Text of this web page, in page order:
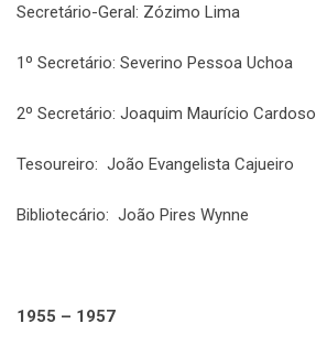
Secretário-Geral: Zózimo Lima
1º Secretário: Severino Pessoa Uchoa
2º Secretário: Joaquim Maurício Cardoso
Tesoureiro: João Evangelista Cajueiro
Bibliotecário: João Pires Wynne
1955 – 1957